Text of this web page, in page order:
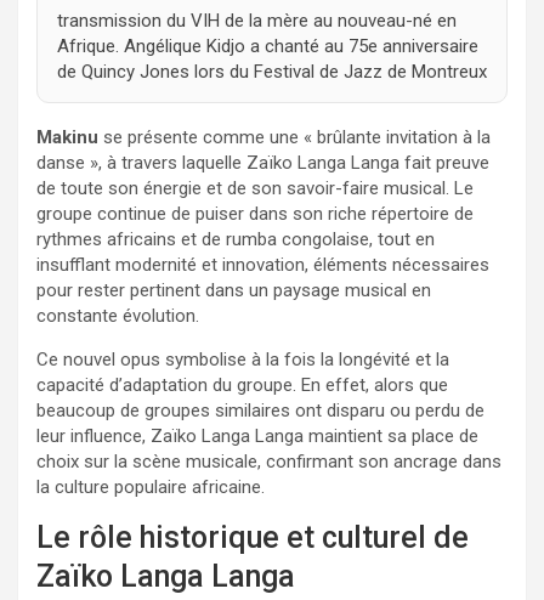
transmission du VIH de la mère au nouveau-né en
Afrique. Angélique Kidjo a chanté au 75e anniversaire
de Quincy Jones lors du Festival de Jazz de Montreux
Makinu se présente comme une « brûlante invitation à la
danse », à travers laquelle Zaïko Langa Langa fait preuve
de toute son énergie et de son savoir-faire musical. Le
groupe continue de puiser dans son riche répertoire de
rythmes africains et de rumba congolaise, tout en
insufflant modernité et innovation, éléments nécessaires
pour rester pertinent dans un paysage musical en
constante évolution.
Ce nouvel opus symbolise à la fois la longévité et la
capacité d’adaptation du groupe. En effet, alors que
beaucoup de groupes similaires ont disparu ou perdu de
leur influence, Zaïko Langa Langa maintient sa place de
choix sur la scène musicale, confirmant son ancrage dans
la culture populaire africaine.
Le rôle historique et culturel de
Zaïko Langa Langa